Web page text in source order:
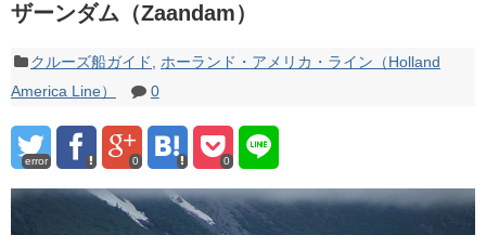
ザーンダム（Zaandam）
クルーズ船ガイド
ホーランド・アメリカ・ライン（Holland
America Line）
0
error 0 0